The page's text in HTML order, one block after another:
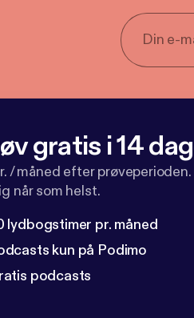
gratis i 14
/ måned efter prøveperioden.
når som helst.
lydbogstimer pr. måned
kun på Podimo
podcasts